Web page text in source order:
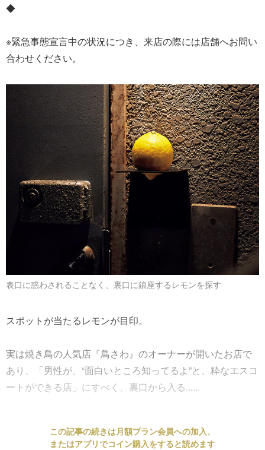
◆
※緊急事態宣言中の状況につき、来店の際には店舗へお問い
合わせください。
表口に惑わされることなく、裏口に鎮座するレモンを探す
スポットが当たるレモンが目印。
実は焼き鳥の人気店『鳥さわ』のオーナーが開いたお店で
あり、「男性が、“面白いところ知ってるよ”と、粋なエスコ
ートができる店」にすべく、裏口から入る......
この記事の続きは月額プラン会員への加入、
またはアプリでコイン購入をすると読めます